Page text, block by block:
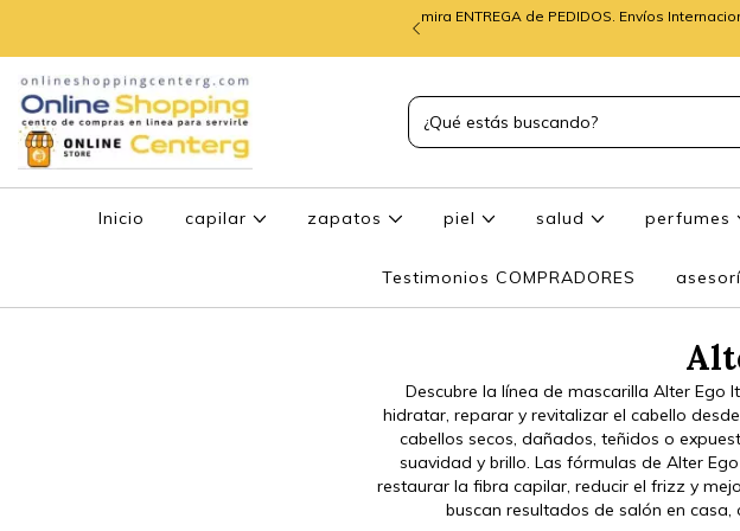
mira ENTREGA de PEDIDOS. Envíos
Inicio capilar zapatos piel salud perfumes
Testimonios COMPRADORES
Descubre la línea de mascarilla Alter
hidratar, reparar y revitalizar el cabello
cabellos secos, dañados, teñidos o
suavidad y brillo. Las fórmulas de Alter
restaurar la fibra capilar, reducir el frizz y
buscan resultados de salón en